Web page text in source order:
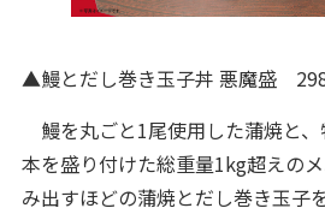
▲鰻とだし巻き玉子丼 悪魔盛
鰻を丸ごと1尾使用した蒲焼と
本を盛り付けた総重量1kg超えの
み出すほどの蒲焼とだし巻き玉子